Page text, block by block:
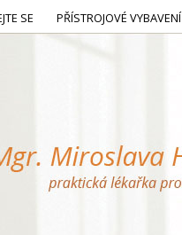
SE PŘÍSTROJOVÉ VYBAVENÍ